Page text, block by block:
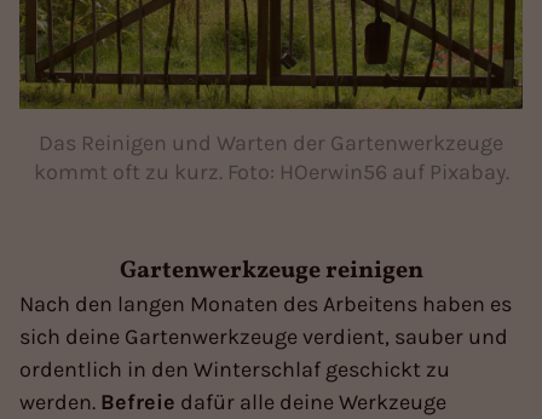
Das Reinigen und Warten der Gartenwerkzeuge
kommt oft zu kurz. Foto: HOerwin56 auf Pixabay.
Gartenwerkzeuge reinigen
Nach den langen Monaten des Arbeitens haben es
sich deine Gartenwerkzeuge verdient, sauber und
ordentlich in den Winterschlaf geschickt zu
werden. Befreie dafür alle deine Werkzeuge